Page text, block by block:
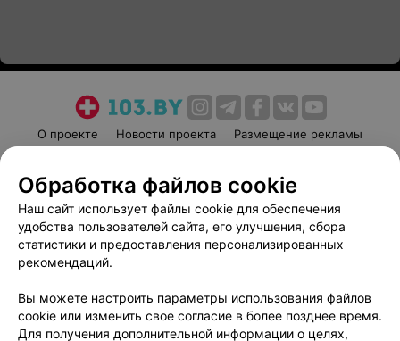
О проекте Новости проекта
Размещение рекламы
Пользовательское соглашение
Способы оплаты
Вакансии
Партнеры
Написать руководителю 103.by
Обработка персональных данных
Обработка файлов cookie
Наш сайт использует файлы cookie для обеспечения
удобства пользователей сайта, его улучшения, сбора
статистики и предоставления персонализированных
рекомендаций.
Вы можете настроить параметры использования файлов
cookie или изменить свое согласие в более позднее время.
Для получения дополнительной информации о целях,